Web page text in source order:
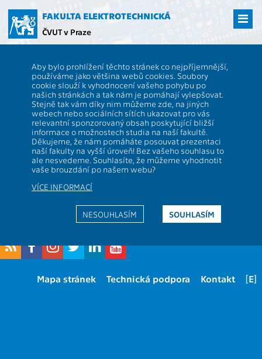
hlavní
obsah
FAKULTA ELEKTROTECHNICKÁ
ČVUT v Praze
Aby bylo prohlížení těchto stránek co nejpříjemnější,
používáme jako většina webů cookies. Soubory
cookie slouží k vyhodnocení vašeho pohybu po
našich stránkách a tak nám je pomáhají vylepšovat.
Stejně tak vám díky nim můžeme zde, na jiných
webech nebo sociálních sítích ukazovat pro vás
relevantní sponzorovaný obsah poskytující bližší
informace o možnostech studia na naší fakultě.
Děkujeme, že nám pomáháte posouvat prezentaci
naší fakulty na vyšší úroveň! Bez vašeho souhlasu to
ale nesvedeme. Souhlasíte, že můžeme vyhodnotit
vaše brouzdání po našem webu?
VÍCE INFORMACÍ
SOUHLASÍM
NESOUHLASÍM
Praze slaví 300 let výuky
Jubileum: České vysoké učení
technické v Praze slaví 300 let
výuky
Článek v pdf
Za obsah odpovídá:Ing. Zdeněk Mack
[E]
Kontakt
Technická podpora
Mapa stránek